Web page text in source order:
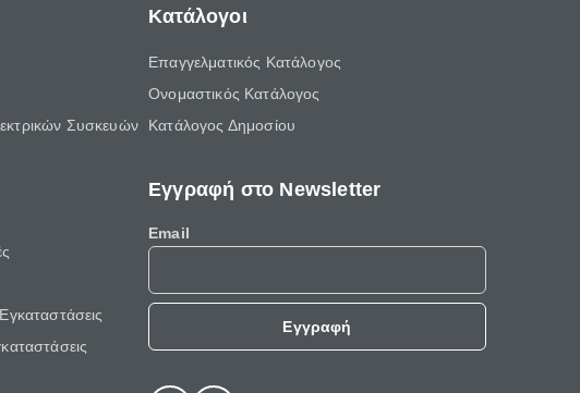
Συσκευών
Κατάλογοι
Επαγγελματικός Κατάλογος
Ονομαστικός Κατάλογος
Κατάλογος Δημοσίου
Εγγραφή στο Newsletter
Email
Εγγραφή